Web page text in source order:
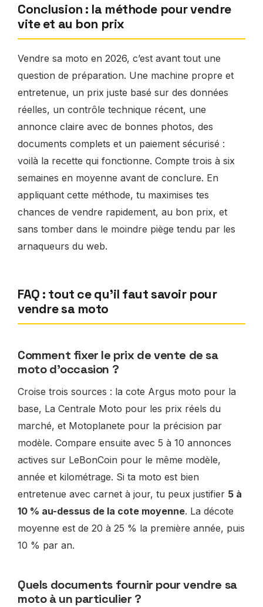
Conclusion : la méthode pour vendre
vite et au bon prix
Vendre sa moto en 2026, c’est avant tout une
question de préparation. Une machine propre et
entretenue, un prix juste basé sur des données
réelles, un contrôle technique récent, une
annonce claire avec de bonnes photos, des
documents complets et un paiement sécurisé :
voilà la recette qui fonctionne. Compte trois à six
semaines en moyenne avant de conclure. En
appliquant cette méthode, tu maximises tes
chances de vendre rapidement, au bon prix, et
sans tomber dans le moindre piège tendu par les
arnaqueurs du web.
FAQ : tout ce qu’il faut savoir pour
vendre sa moto
Comment fixer le prix de vente de sa
moto d’occasion ?
Croise trois sources : la cote Argus moto pour la
base, La Centrale Moto pour les prix réels du
marché, et Motoplanete pour la précision par
modèle. Compare ensuite avec 5 à 10 annonces
actives sur LeBonCoin pour le même modèle,
année et kilométrage. Si ta moto est bien
entretenue avec carnet à jour, tu peux justifier 5 à
10 % au-dessus de la cote moyenne. La décote
moyenne est de 20 à 25 % la première année, puis
10 % par an.
Quels documents fournir pour vendre sa
moto à un particulier ?